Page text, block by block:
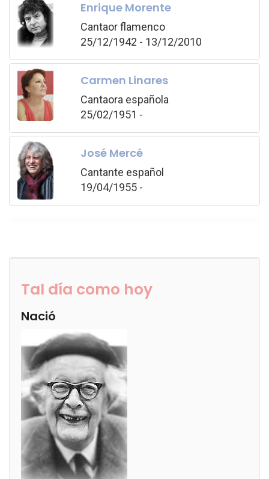
Enrique Morente
Cantaor flamenco
25/12/1942 - 13/12/2010
Carmen Linares
Cantaora española
25/02/1951 -
José Mercé
Cantante español
19/04/1955 -
Tal día como hoy
Nació